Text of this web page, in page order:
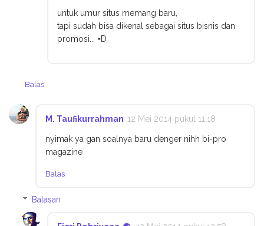
untuk umur situs memang baru,
tapi sudah bisa dikenal sebagai situs bisnis dan
promosi... =D
Balas
M. Taufikurrahman 12 Mei 2014 pukul 11.18
nyimak ya gan soalnya baru denger nihh bi-pro
magazine
Balas
Balasan